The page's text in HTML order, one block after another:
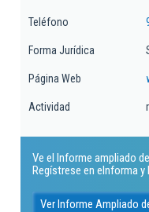
Teléfono
Forma Jurídica
Página Web
Actividad
Ve el Informe ampliado
Regístrese en eInforma
Ver Informe Ampliado